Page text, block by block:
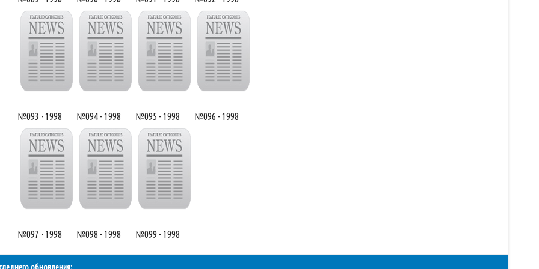
№093 - 1998 №094 - 1998 №095 - 1998 №096 - 1998
№097 - 1998 №098 - 1998 №099 - 1998